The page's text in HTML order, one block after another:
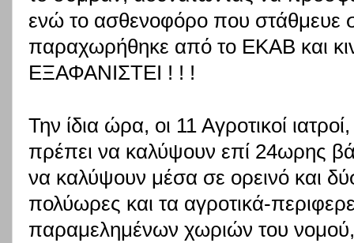
ενώ το ασθενοφόρο που στάθμευε
παραχωρήθηκε από το ΕΚΑΒ και
ΕΞΑΦΑΝΙΣΤΕΙ ! ! !
Την ίδια ώρα, οι 11 Αγροτικοί
πρέπει να καλύψουν επί 24ωρης
να καλύψουν μέσα σε ορεινό και
πολύωρες και τα αγροτικά-
παραμελημένων χωριών του νομού,